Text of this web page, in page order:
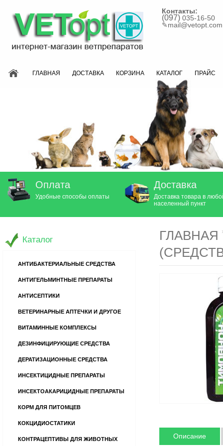
Контакты:
(097) 035-16-50
✎mail@vetopt.com
ГЛАВНАЯ ДОСТАВКА КОРЗИНА КАТАЛОГ ПРАЙС
Оплата
Удобные способы оплаты
Доставка
Доставка товара в
населенный пункт
ГЛАВНАЯ
Описание
Каталог
АНТИБАКТЕРИАЛЬНЫЕ СРЕДСТВА
АНТИГЕЛЬМИНТНЫЕ ПРЕПАРАТЫ
АНТИСЕПТИКИ
ВЕТЕРИНАРНЫЕ АПТЕЧКИ И ДРУГОЕ
ВИТАМИННЫЕ КОМПЛЕКСЫ
ДЕЗИНФИЦИРУЮЩИЕ СРЕДСТВА
ДЕРАТИЗАЦИОННЫЕ СРЕДСТВА
ИНСЕКТИЦИДНЫЕ ПРЕПАРАТЫ
ИНСЕКТОАКАРИЦИДНЫЕ ПРЕПАРАТЫ
КОРМ ДЛЯ ПИТОМЦЕВ
КОКЦИДИОСТАТИКИ
КОНТРАЦЕПТИВЫ ДЛЯ ЖИВОТНЫХ